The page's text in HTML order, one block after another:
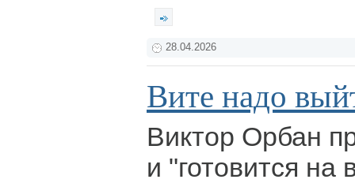
28.04.2026
Вите надо
Виктор Орбан
и "готовится на